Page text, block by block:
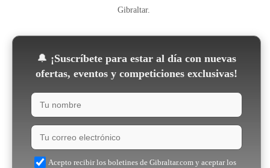
Gibraltar.
🔔 ¡Suscríbete para estar al día con nuevas
ofertas, eventos y competiciones exclusivas!
Acepto recibir los boletines de Gibraltar.com y aceptar los